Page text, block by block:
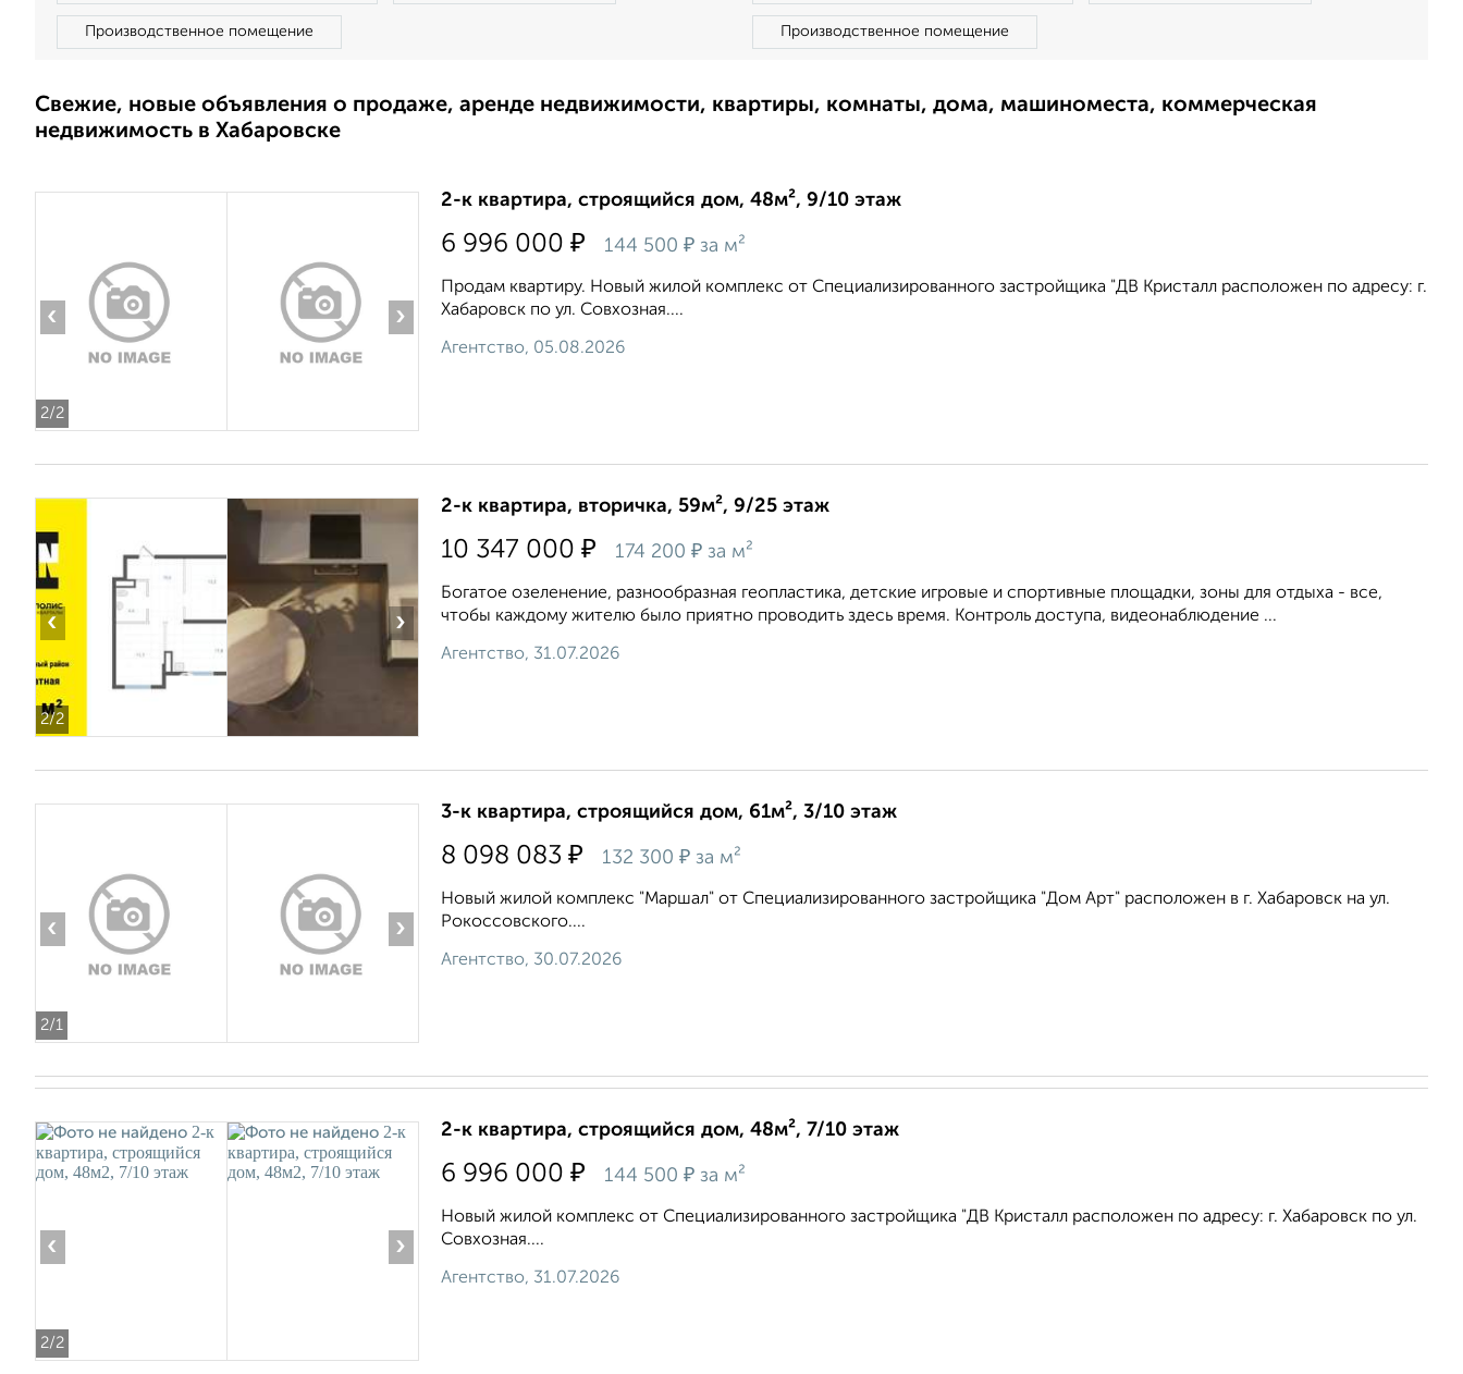
Производственное помещение Производственное помещение
Свежие, новые объявления о продаже, аренде недвижимости, квартиры, комнаты, дома, машиноместа, коммерческая
недвижимость в Хабаровске
2/2
‹ ›
2-к квартира, строящийся дом, 48м², 9/10 этаж
6 996 000 ₽ 144 500 ₽ за м²
Продам квартиру. Новый жилой комплекс от Специализированного застройщика "ДВ Кристалл расположен по адресу: г.
Хабаровск по ул. Совхозная....
Агентство, 05.08.2026
2/2
‹ ›
2-к квартира, вторичка, 59м², 9/25 этаж
10 347 000 ₽ 174 200 ₽ за м²
Богатое озеленение, разнообразная геопластика, детские игровые и спортивные площадки, зоны для отдыха - все,
чтобы каждому жителю было приятно проводить здесь время. Контроль доступа, видеонаблюдение ...
Агентство, 31.07.2026
2/1
‹ ›
3-к квартира, строящийся дом, 61м², 3/10 этаж
8 098 083 ₽ 132 300 ₽ за м²
Новый жилой комплекс "Маршал" от Специализированного застройщика "Дом Арт" расположен в г. Хабаровск на ул.
Рокоссовского....
Агентство, 30.07.2026
2/2
‹ ›
2-к квартира, строящийся дом, 48м², 7/10 этаж
6 996 000 ₽ 144 500 ₽ за м²
Новый жилой комплекс от Специализированного застройщика "ДВ Кристалл расположен по адресу: г. Хабаровск по ул.
Совхозная....
Агентство, 31.07.2026